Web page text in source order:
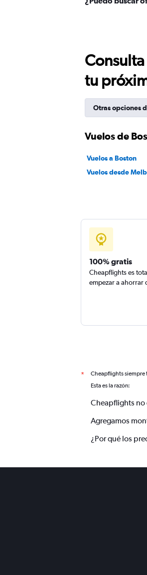
tu
Otras opciones
Vuelos de
Vuelos a Boston
Vuelos desde
100% gratis
Cheapflights es
empezar a ahorrar
* Cheapflights siempre
Esta es la razón:
Cheapflights no
Agregamos
¿Por qué los